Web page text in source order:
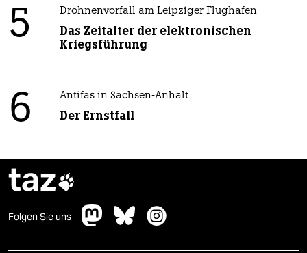
5 Drohnenvorfall am Leipziger Flughafen
Das Zeitalter der elektronischen
Kriegsführung
6 Antifas in Sachsen-Anhalt
Der Ernstfall
taz
Folgen Sie uns